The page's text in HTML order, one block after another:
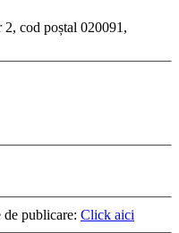
cod poștal 020091,
publicare: Click aici